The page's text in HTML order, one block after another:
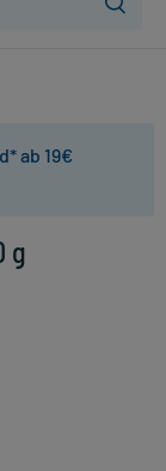
ab 19€
g